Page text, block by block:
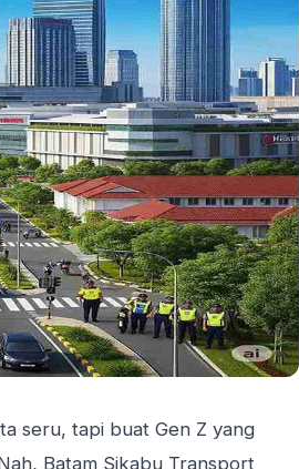
seru, tapi buat Gen Z yang
Batam Sikabu Transport